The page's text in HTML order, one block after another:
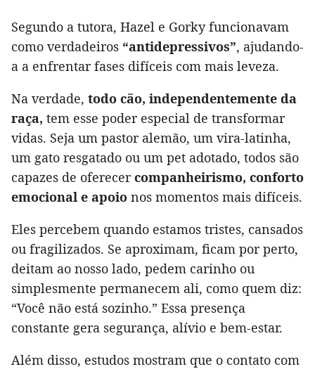
Segundo a tutora, Hazel e Gorky funcionavam
como verdadeiros “antidepressivos”, ajudando-
a a enfrentar fases difíceis com mais leveza.
Na verdade, todo cão, independentemente da
raça, tem esse poder especial de transformar
vidas. Seja um pastor alemão, um vira-latinha,
um gato resgatado ou um pet adotado, todos são
capazes de oferecercompanheirismo, conforto
emocional e apoio nos momentos mais difíceis.
Eles percebem quando estamos tristes, cansados
ou fragilizados. Se aproximam, ficam por perto,
deitam ao nosso lado, pedem carinho ou
simplesmente permanecem ali, como quem diz:
“Você não está sozinho.” Essa presença
constante gera segurança, alívio e bem-estar.
Além disso, estudos mostram que o contato com